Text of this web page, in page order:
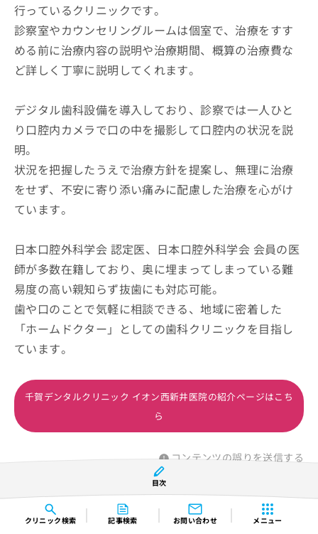
クリニック検索 記事検索 お問い合わせ メニュー
行っているクリニックです。
診察室やカウンセリングルームは個室で、治療をすす
める前に治療内容の説明や治療期間、概算の治療費な
ど詳しく丁寧に説明してくれます。
デジタル歯科設備を導入しており、診察では一人ひと
り口腔内カメラで口の中を撮影して口腔内の状況を説
明。
状況を把握したうえで治療方針を提案し、無理に治療
をせず、不安に寄り添い痛みに配慮した治療を心がけ
ています。
日本口腔外科学会 認定医、日本口腔外科学会 会員の医
師が多数在籍しており、奥に埋まってしまっている難
易度の高い親知らず抜歯にも対応可能。
歯や口のことで気軽に相談できる、地域に密着した
「ホームドクター」としての歯科クリニックを目指し
ています。
千賀デンタルクリニック イオン西新井医院の紹介ページはこち
ら
コンテンツの誤りを送信する
秀デンタルクリニック
目次